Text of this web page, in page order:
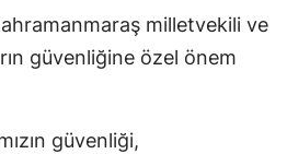
milletvekili ve
güvenliğine özel önem
güvenliği,